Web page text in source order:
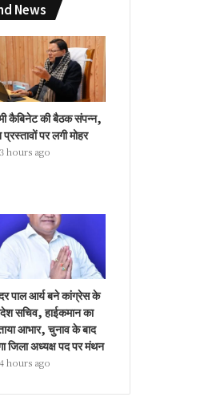
News
कैबिनेट की बैठक संपन्न,
पर लगी मोहर
3 hours ago
पाल आर्य बने कांग्रेस के
सचिव, हाईकमान का
आभार, चुनाव के बाद
जिला अध्यक्ष पद पर मंथन
4 hours ago